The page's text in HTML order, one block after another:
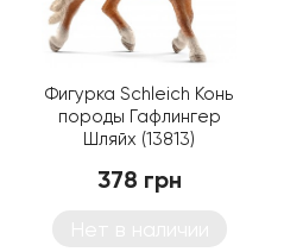
Фигурка Schleich Конь
породы Гафлингер
Шляйх (13813)
378 грн